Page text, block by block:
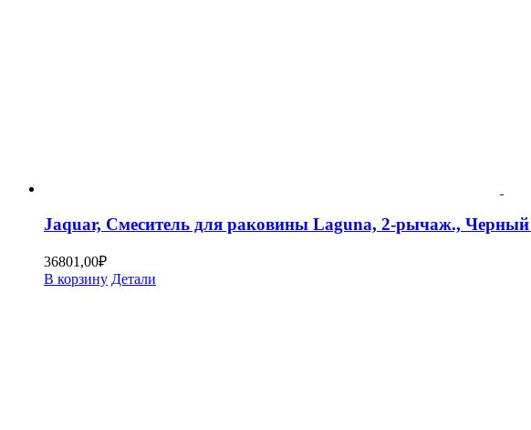
Jaquar, Смеситель для раковины Laguna, 2-рычаж.,
36801,00₽
В корзину Детали